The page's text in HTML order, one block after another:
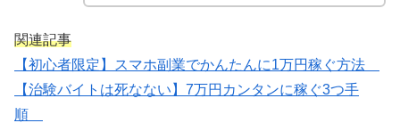
関連記事
【初心者限定】スマホ副業でかんたんに1万円稼ぐ方法
【治験バイトは死なない】7万円カンタンに稼ぐ3つ手
順